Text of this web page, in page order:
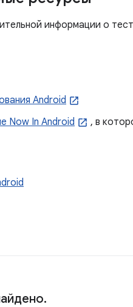
информации о
Android
Now In Android
, в